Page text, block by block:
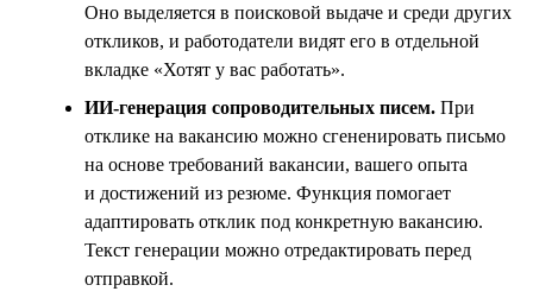
Оно выделяется в поисковой выдаче и среди других
откликов, и работодатели видят его в отдельной
вкладке «Хотят у вас работать».
ИИ-генерация сопроводительных писем. При
отклике на вакансию можно сгененировать письмо
на основе требований вакансии, вашего опыта
и достижений из резюме. Функция помогает
адаптировать отклик под конкретную вакансию.
Текст генерации можно отредактировать перед
отправкой.